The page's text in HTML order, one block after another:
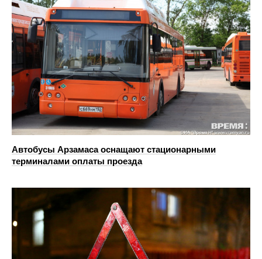
Автобусы Арзамаса оснащают стационарными
терминалами оплаты проезда